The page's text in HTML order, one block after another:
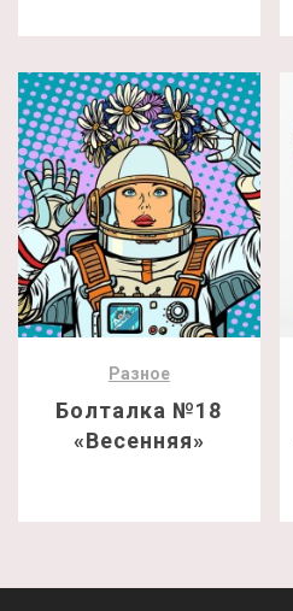
Разное
Болталка №18
«Весенняя»